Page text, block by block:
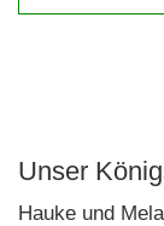
Unser
Hauke und